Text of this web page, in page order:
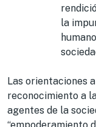
la
Las orientaciones
reconocimiento a
agentes de la